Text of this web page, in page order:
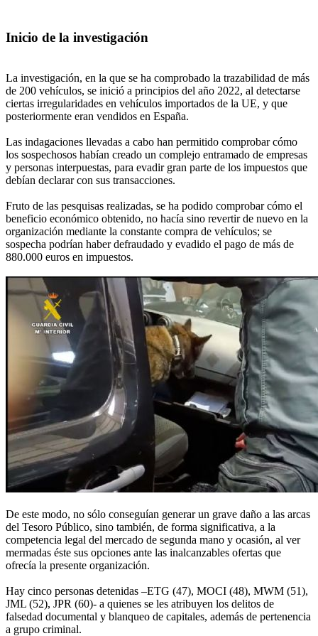
Inicio de la investigación
La investigación, en la que se ha comprobado la trazabilidad de más
de 200 vehículos, se inició a principios del año 2022, al detectarse
ciertas irregularidades en vehículos importados de la UE, y que
posteriormente eran vendidos en España.
Las indagaciones llevadas a cabo han permitido comprobar cómo
los sospechosos habían creado un complejo entramado de empresas
y personas interpuestas, para evadir gran parte de los impuestos que
debían declarar con sus transacciones.
Fruto de las pesquisas realizadas, se ha podido comprobar cómo el
beneficio económico obtenido, no hacía sino revertir de nuevo en la
organización mediante la constante compra de vehículos; se
sospecha podrían haber defraudado y evadido el pago de más de
880.000 euros en impuestos.
De este modo, no sólo conseguían generar un grave daño a las arcas
del Tesoro Público, sino también, de forma significativa, a la
competencia legal del mercado de segunda mano y ocasión, al ver
mermadas éste sus opciones ante las inalcanzables ofertas que
ofrecía la presente organización.
Hay cinco personas detenidas –ETG (47), MOCI (48), MWM (51),
JML (52), JPR (60)- a quienes se les atribuyen los delitos de
falsedad documental y blanqueo de capitales, además de pertenencia
a grupo criminal.